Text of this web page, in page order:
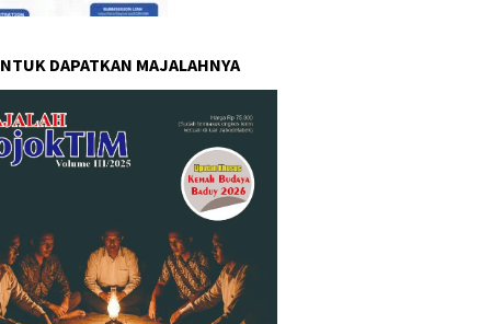
DAPATKAN MAJALAHNYA